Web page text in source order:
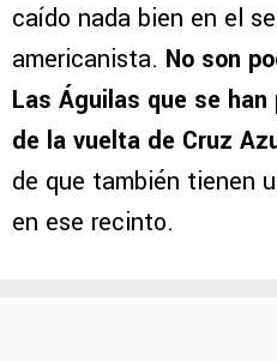
caído nada bien en el
americanista. No son
Las Águilas que se
de la vuelta de Cruz
de que también tienen
en ese recinto.